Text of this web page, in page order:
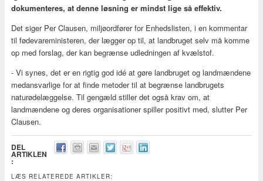
dokumenteres, at denne løsning er mindst lige så effektiv.
Det siger Per Clausen, miljøordfører for Enhedslisten, i en kommentar
til fødevareministeren, der lægger op til, at landbruget selv må komme
op med forslag, der kan begrænse udledningen af kvælstof.
- Vi synes, det er en rigtig god idé at gøre landbruget og landmændene
medansvarlige for at finde metoder til at begrænse landbrugets
naturødelæggelse. Til gengæld stiller det også krav om, at
landmændene og deres organisationer spiller positivt med, slutter Per
Clausen.
DEL
ARTIKLEN
:
LÆS RELATEREDE ARTIKLER: